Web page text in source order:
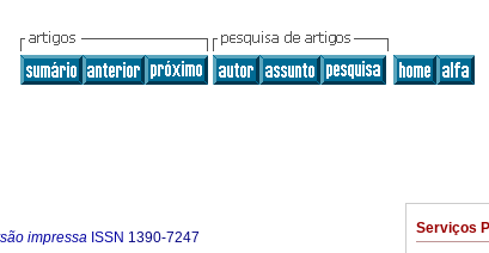
Serviços
impressa ISSN 1390-7247